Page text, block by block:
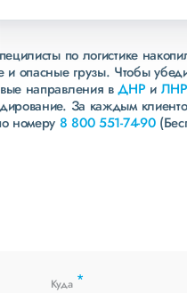
по логистике
опасные грузы. Чтобы
направления вДНР и ЛНР
За каждым
номеру 8 800 551-74-90
Куда *